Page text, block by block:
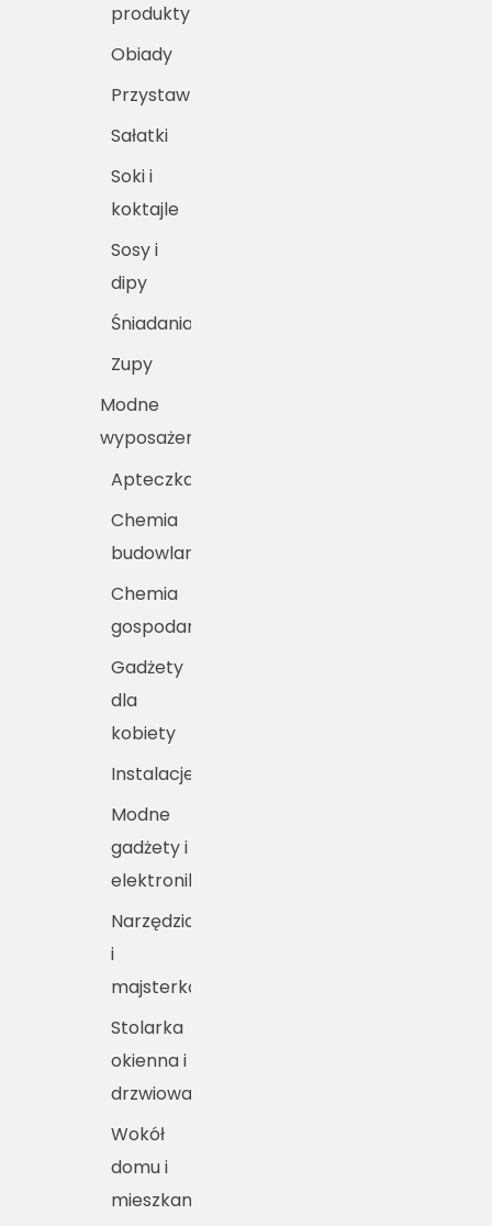
produkty
Obiady
Przystawki
Sałatki
Soki i
koktajle
Sosy i
dipy
Śniadania
Zupy
Modne
wyposażenie
Apteczka
Chemia
budowlana
Chemia
gospodarcza
Gadżety
dla
kobiety
Instalacje
Modne
gadżety i
elektronika
Narzędzia
i
majsterkowanie
Stolarka
okienna i
drzwiowa
Wokół
domu i
mieszkania